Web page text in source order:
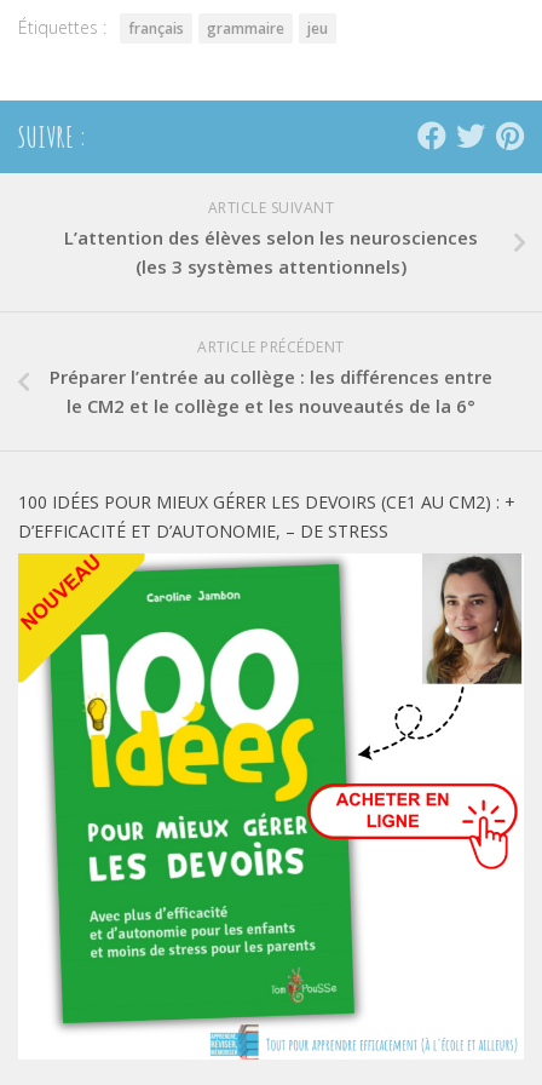
Étiquettes : français grammaire jeu
SUIVRE :
ARTICLE SUIVANT
L’attention des élèves selon les neurosciences
(les 3 systèmes attentionnels)
ARTICLE PRÉCÉDENT
Préparer l’entrée au collège : les différences entre
le CM2 et le collège et les nouveautés de la 6°
100 IDÉES POUR MIEUX GÉRER LES DEVOIRS (CE1 AU CM2) : +
D’EFFICACITÉ ET D’AUTONOMIE, – DE STRESS